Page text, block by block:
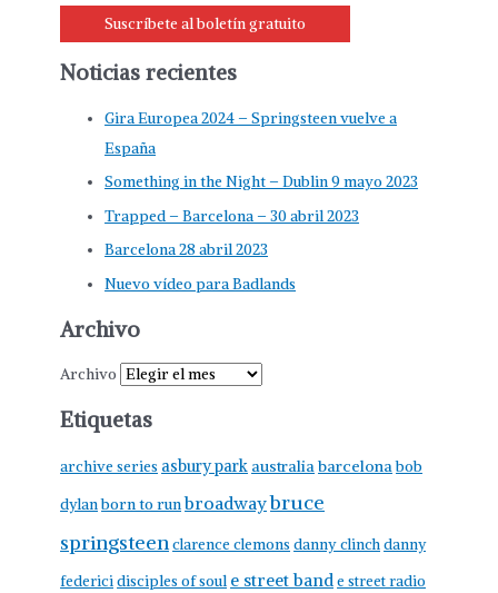
Suscríbete al boletín gratuito
Noticias recientes
Gira Europea 2024 – Springsteen vuelve a
España
Something in the Night – Dublin 9 mayo 2023
Trapped – Barcelona – 30 abril 2023
Barcelona 28 abril 2023
Nuevo vídeo para Badlands
Archivo
Archivo
Etiquetas
archive series asbury park australiabarcelonabob
dylanborn to runbroadwaybruce
springsteenclarence clemons danny clinchdanny
federicidisciples of soul e street bande street radio